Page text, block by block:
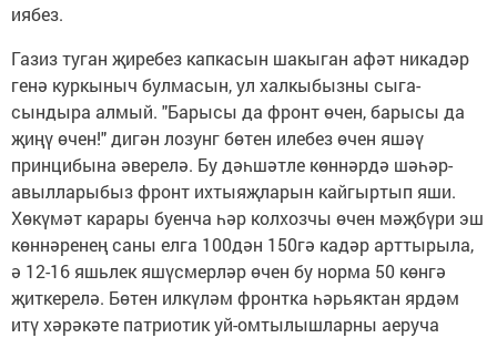
иябез.
Газиз туган җиребез капкасын шакыган афәт никадәр
генә куркыныч булмасын, ул халкыбызны сыга-
сындыра алмый. "Барысы да фронт өчен, барысы да
җиңү өчен!" дигән лозунг бөтен илебез өчен яшәү
принцибына әверелә. Бу дәһшәтле көннәрдә шәһәр-
авылларыбыз фронт ихтыяҗларын кайгыртып яши.
Хөкүмәт карары буенча һәр колхозчы өчен мәҗбүри эш
көннәренең саны елга 100дән 150гә кадәр арттырыла,
ә 12-16 яшьлек яшүсмерләр өчен бу норма 50 көнгә
җиткерелә. Бөтен илкүләм фронтка һәрьяктан ярдәм
итү хәрәкәте патриотик уй-омтылышларны аеруча